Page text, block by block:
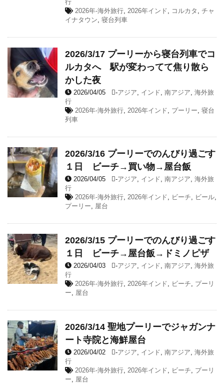
行
2026年-海外旅行, 2026年インド, コルカタ , チャ
イナタウン, 寝台列車
2026/3/17 プーリーから寝台列車でコ
ルカタへ 駅が変わってて焦り散ら
かした夜
2026/04/05 -アジア, インド, 南アジア, 海外旅
行
2026年-海外旅行, 2026年インド, プーリー, 寝台
列車
2026/3/16 プーリーでのんびり過ごす
１日 ビーチ→買い物→屋台飯
2026/04/05 -アジア, インド, 南アジア, 海外旅
行
2026年-海外旅行, 2026年インド, ビーチ, ビール,
プーリー, 屋台
2026/3/15 プーリーでのんびり過ごす
１日 ビーチ→屋台飯→ドミノピザ
2026/04/03 -アジア, インド, 南アジア, 海外旅
行
2026年-海外旅行, 2026年インド, ビーチ, プーリ
ー, 屋台
2026/3/14 聖地プーリーでジャガンナ
ート寺院と海鮮屋台
2026/04/02 -アジア, インド, 南アジア, 海外旅
行
2026年-海外旅行, 2026年インド, ビーチ, プーリ
ー, 屋台